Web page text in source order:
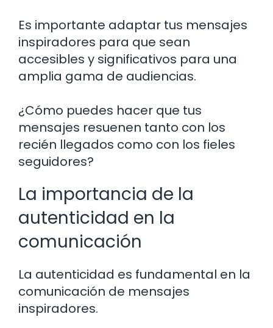
Es importante adaptar tus mensajes
inspiradores para que sean
accesibles y significativos para una
amplia gama de audiencias.
¿Cómo puedes hacer que tus
mensajes resuenen tanto con los
recién llegados como con los fieles
seguidores?
La importancia de la
autenticidad en la
comunicación
La autenticidad es fundamental en la
comunicación de mensajes
inspiradores.